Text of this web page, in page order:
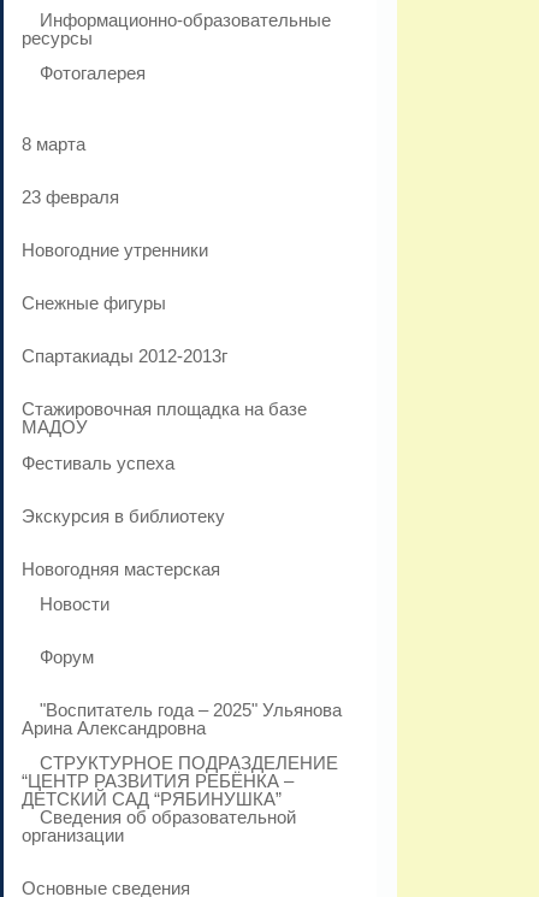
Информационно-образовательные
ресурсы
Фотогалерея
8 марта
23 февраля
Новогодние утренники
Cнежные фигуры
Спартакиады 2012-2013г
Стажировочная площадка на базе
МАДОУ
Фестиваль успеха
Экскурсия в библиотеку
Новогодняя мастерская
Новости
Форум
"Воспитатель года – 2025" Ульянова
Арина Александровна
СТРУКТУРНОЕ ПОДРАЗДЕЛЕНИЕ
“ЦЕНТР РАЗВИТИЯ РЕБЁНКА –
ДЕТСКИЙ САД “РЯБИНУШКА”
Сведения об образовательной
организации
Основные сведения